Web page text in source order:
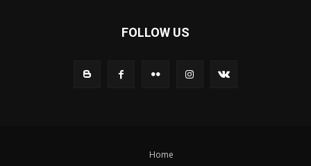
FOLLOW US
Home